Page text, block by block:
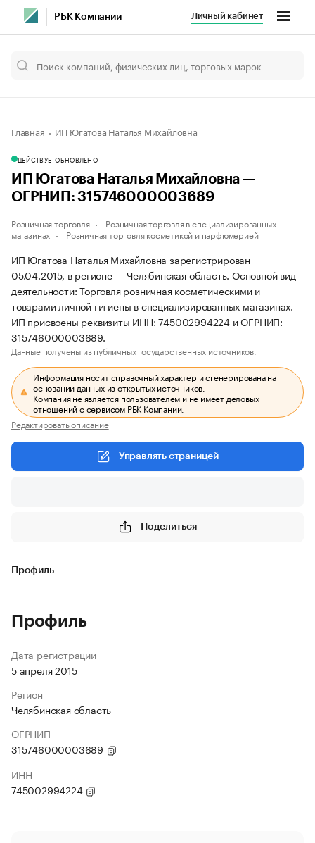
РБК Компании Личный кабинет
Главная ИП Югатова Наталья Михайловна
ДЕЙСТВУЕТОБНОВЛЕНО
ИП Югатова Наталья Михайловна —
ОГРНИП: 315746000003689
Розничная торговля
Розничная торговля в специализированных
магазинах
Розничная торговля косметикой и парфюмерией
ИП Югатова Наталья Михайловна зарегистрирован
05.04.2015, в регионе — Челябинская область. Основной вид
деятельности: Торговля розничная косметическими и
товарами личной гигиены в специализированных магазинах.
ИП присвоены реквизиты ИНН: 745002994224 и ОГРНИП:
315746000003689.
Данные получены из публичных государственных источников.
Информация носит справочный характер и сгенерирована на
основании данных из открытых источников.
Компания не является пользователем и не имеет деловых
отношений с сервисом РБК Компании.
Редактировать описание
Управлять страницей
Поделиться
Профиль
Профиль
Дата регистрации
5 апреля 2015
Регион
Челябинская область
ОГРНИП
315746000003689
ИНН
745002994224